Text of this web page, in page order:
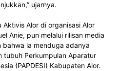
ujarnya.
Aktivis Alor di organisasi Alor
Anie, pun melalui rilisan media
ia menduga adanya
tubuh Perkumpulan Aparatur
(PAPDESI) Kabupaten Alor.